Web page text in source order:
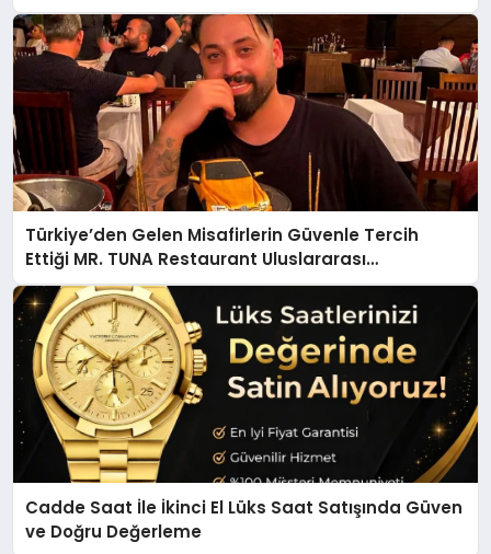
Türkiye’den Gelen Misafirlerin Güvenle Tercih
Ettiği MR. TUNA Restaurant Uluslararası
Başarısıyla Dikkat Çekiyor
Cadde Saat İle İkinci El Lüks Saat Satışında Güven
ve Doğru Değerleme